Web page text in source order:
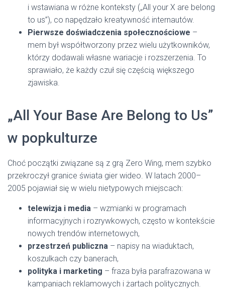
i wstawiana w różne konteksty („All your X are belong
to us”), co napędzało kreatywność internautów.
Pierwsze doświadczenia społecznościowe –
mem był współtworzony przez wielu użytkowników,
którzy dodawali własne wariacje i rozszerzenia. To
sprawiało, że każdy czuł się częścią większego
zjawiska.
„All Your Base Are Belong to Us”
w popkulturze
Choć początki związane są z grą Zero Wing, mem szybko
przekroczył granice świata gier wideo. W latach 2000–
2005 pojawiał się w wielu nietypowych miejscach:
telewizja i media – wzmianki w programach
informacyjnych i rozrywkowych, często w kontekście
nowych trendów internetowych,
przestrzeń publiczna – napisy na wiaduktach,
koszulkach czy banerach,
polityka i marketing – fraza była parafrazowana w
kampaniach reklamowych i żartach politycznych.